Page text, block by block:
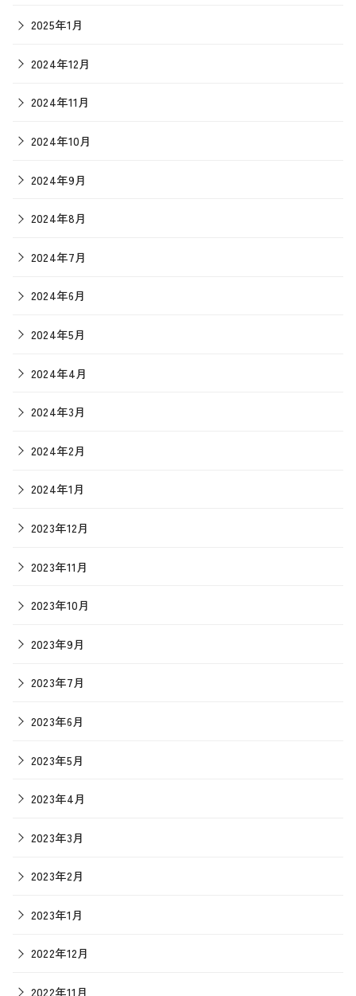
2025年1月
2024年12月
2024年11月
2024年10月
2024年9月
2024年8月
2024年7月
2024年6月
2024年5月
2024年4月
2024年3月
2024年2月
2024年1月
2023年12月
2023年11月
2023年10月
2023年9月
2023年7月
2023年6月
2023年5月
2023年4月
2023年3月
2023年2月
2023年1月
2022年12月
2022年11月